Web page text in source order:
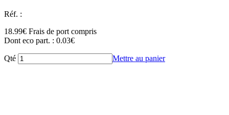
Réf. :
18.99€ Frais de port compris
Dont eco part. : 0.03€
Qté Mettre au panier